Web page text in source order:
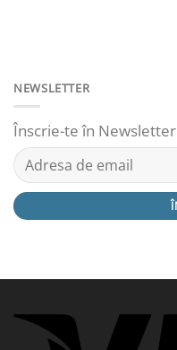
NEWSLETTER
Înscrie-te în Newsletter